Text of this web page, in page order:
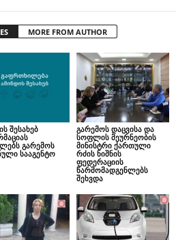
MORE FROM AUTHOR
შესახებ
გარემოს
სააგენტო
გარემოს დაცვისა და
სოფლის მეურნეობის
მინისტრი ქართული
რძის ნიშნის
ფედერაციის
წარმომადგენლებს
შეხვდა